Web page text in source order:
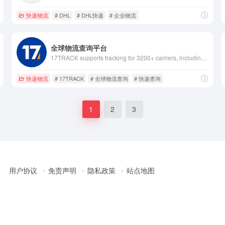
快递物流 # DHL # DHL快递 # 企业物流
全球物流查询平台
快递物流 # 17TRACK # 全球物流查询 # 快递查询
1 2 3
用户协议 免责声明 隐私政策 站点地图